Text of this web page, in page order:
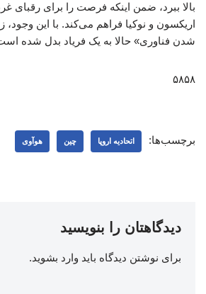
بالا ببرد، ضمن اینکه فرصت را برای رقبای
اریکسون و نوکیا فراهم می‌کند. با این وجود،
شدن فناوری» حالا به یک فریاد بدل شده
۵۸۵۸ ​
برچسب‌ها: اتحادیه اروپا چین هوآوی
دیدگاهتان را بنویسید
برای نوشتن دیدگاه باید وارد بشوید.